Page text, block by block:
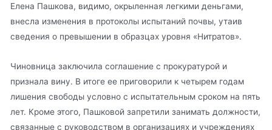
Елена Пашкова, видимо, окрыленная легкими деньгами,
внесла изменения в протоколы испытаний почвы, утаив
сведения о превышении в образцах уровня «Нитратов».
Чиновница заключила соглашение с прокуратурой и
признала вину. В итоге ее приговорили к четырем годам
лишения свободы условно с испытательным сроком на пять
лет. Кроме этого, Пашковой запретили занимать должности,
связанные с руководством в организациях и учреждениях